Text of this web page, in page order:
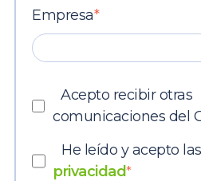
Empresa*
Acepto recibir otras
comunicaciones del
He leído y acepto las
privacidad*